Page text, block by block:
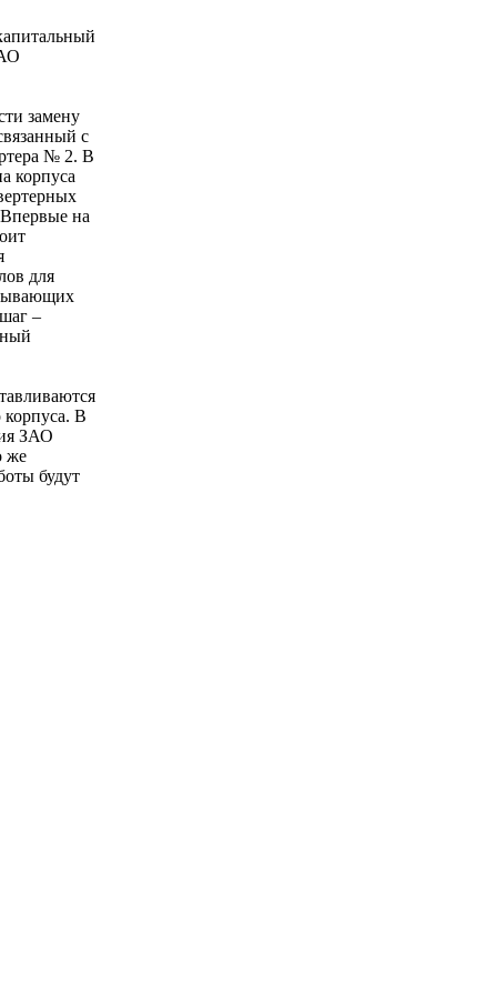
замену
с
№ 2. В
корпуса
на
для
–
корпуса. В
ЗАО
же
будут